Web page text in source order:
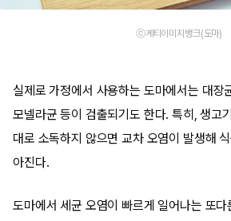
ⓒ게티이미지뱅크(도마)
실제로 가정에서 사용하는 도마에서는 대장
모넬라균 등이 검출되기도 한다. 특히, 생고
대로 소독하지 않으면 교차 오염이 발생해
아진다.
도마에서 세균 오염이 빠르게 일어나는 또다